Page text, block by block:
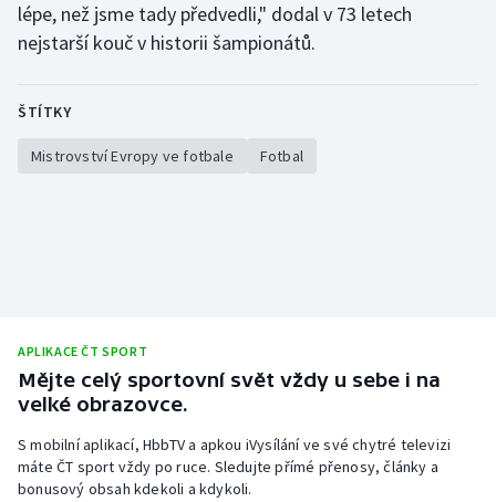
Ragby
Triatlon
Veslování
Vodní slalom
lépe, než jsme tady předvedli," dodal v 73 letech
nejstarší kouč v historii šampionátů.
ŠTÍTKY
Mistrovství Evropy ve fotbale Fotbal
APLIKACE ČT SPORT
Mějte celý sportovní svět vždy u sebe i na
velké obrazovce.
S mobilní aplikací, HbbTV a apkou iVysílání ve své chytré televizi
máte ČT sport vždy po ruce. Sledujte přímé přenosy, články a
bonusový obsah kdekoli a kdykoli.